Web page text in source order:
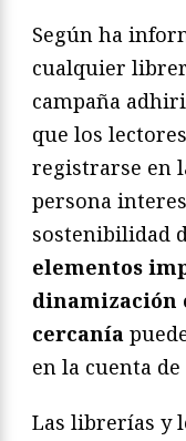
Según ha
cualquier
campaña
que los
registrarse en
persona
sostenibilidad
elementos
dinamización
cercanía
en la cuenta
Las librerías y